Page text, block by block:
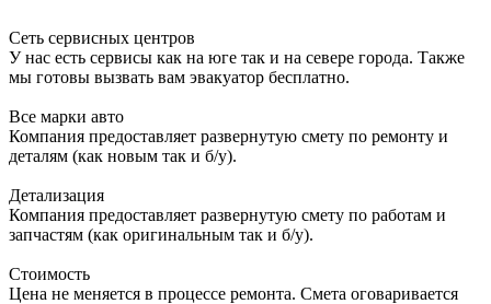
Сеть сервисных центров
У нас есть сервисы как на юге так и на севере города. Также
мы готовы вызвать вам эвакуатор бесплатно.
Все марки авто
Компания предоставляет развернутую смету по ремонту и
деталям (как новым так и б/у).
Детализация
Компания предоставляет развернутую смету по работам и
запчастям (как оригинальным так и б/у).
Стоимость
Цена не меняется в процессе ремонта. Смета оговаривается